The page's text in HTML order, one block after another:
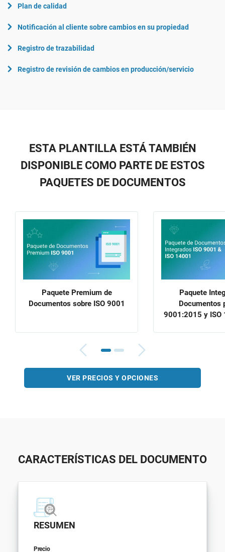
Plan de calidad
Notificación al cliente sobre cambios en su propiedad
Registro de trazabilidad
Registro de revisión de cambios en producción/servicio
ESTA PLANTILLA ESTÁ TAMBIÉN
DISPONIBLE COMO PARTE DE ESTOS
PAQUETES DE DOCUMENTOS
Paquete Premium de
Documentos sobre ISO 9001
Paquete
Documentos
9001:2015 y ISO
VER PRECIOS Y OPCIONES
CARACTERÍSTICAS DEL DOCUMENTO
RESUMEN
Precio